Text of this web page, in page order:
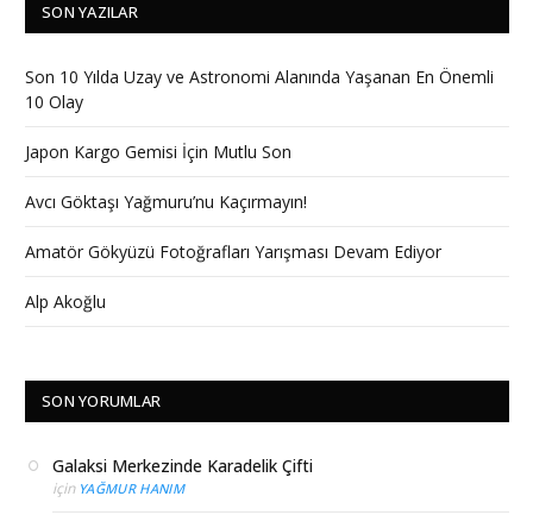
SON YAZILAR
Son 10 Yılda Uzay ve Astronomi Alanında Yaşanan En Önemli
10 Olay
Japon Kargo Gemisi İçin Mutlu Son
Avcı Göktaşı Yağmuru’nu Kaçırmayın!
Amatör Gökyüzü Fotoğrafları Yarışması Devam Ediyor
Alp Akoğlu
SON YORUMLAR
Galaksi Merkezinde Karadelik Çifti
için YAĞMUR HANIM